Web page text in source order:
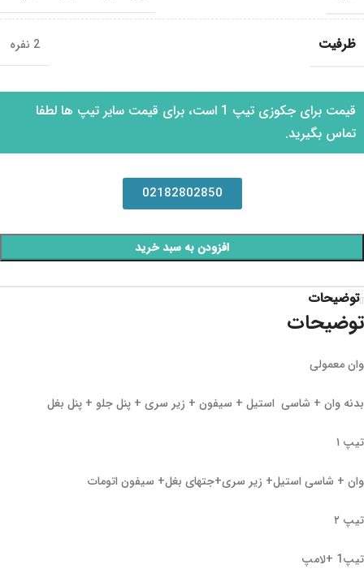
ظرفیت 2 نفره
قیمت برای جکوزی تیپ 1 است، برای قیمت سایر تیپ ها لطفا
تماس بگیرید.
02182802850
افزودن به سبد خرید
توضیحات
توضیحات
وان معمولی
بدنه وان + شاسی استیل + سیفون + زیر سری + پنل جلو + پنل بغل
تیپ ۱
وان + شاسی استیل+ زیر سری+جتهای بغل+ سیفون اتومات
تیپ ۲
تیپ1 +لامپ